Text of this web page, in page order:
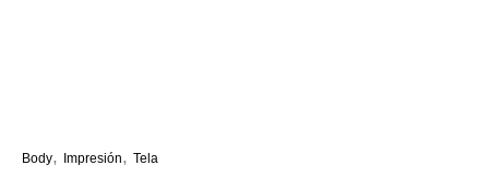
Body, Impresión, Tela